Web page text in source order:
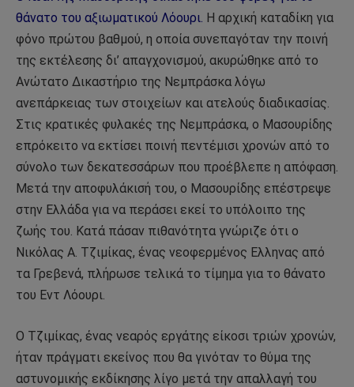
θάνατο του αξιωματικού Λόουρι. Η αρχική καταδίκη για
φόνο πρώτου βαθμού, η οποία συνεπαγόταν την ποινή
της εκτέλεσης δι’ απαγχονισμού, ακυρώθηκε από το
Ανώτατο Δικαστήριο της Νεμπράσκα λόγω
ανεπάρκειας των στοιχείων και ατελούς διαδικασίας.
Στις κρατικές φυλακές της Νεμπράσκα, ο Μασουρίδης
επρόκειτο να εκτίσει ποινή πεντέμισι χρονών από το
σύνολο των δεκατεσσάρων που προέβλεπε η απόφαση.
Μετά την αποφυλάκισή του, ο Μασουρίδης επέστρεψε
στην Ελλάδα για να περάσει εκεί το υπόλοιπο της
ζωής του. Κατά πάσαν πιθανότητα γνώριζε ότι ο
Νικόλας Α. Τζιμίκας, ένας νεοφερμένος Ελληνας από
τα Γρεβενά, πλήρωσε τελικά το τίμημα για το θάνατο
του Εντ Λόουρι.
Ο Τζιμίκας, ένας νεαρός εργάτης είκοσι τριών χρονών,
ήταν πράγματι εκείνος που θα γινόταν το θύμα της
αστυνομικής εκδίκησης λίγο μετά την απαλλαγή του